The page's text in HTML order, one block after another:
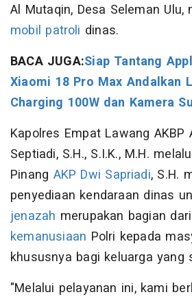
Al Mutaqin, Desa Seleman Ulu,
mobil patroli dinas.
BACA JUGA:Siap Tantang
Xiaomi 18 Pro Max Andalkan
Charging 100W dan Kamera
Kapolres Empat Lawang AKBP
Septiadi, S.H., S.I.K., M.H.
Pinang AKP Dwi Sapriadi, S.H.
penyediaan kendaraan dinas
jenazah merupakan bagian dari
kemanusiaan Polri kepada
khususnya bagi keluarga yang
"Melalui pelayanan ini, kami